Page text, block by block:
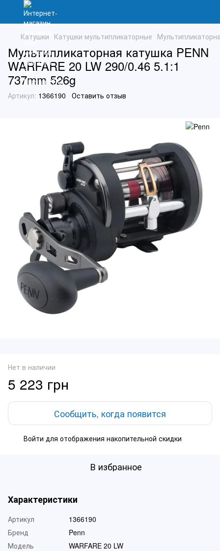
Катушки Катушки мультипликаторные
Мультипликаторная катушка PENN
WARFARE 20 LW 290/0.46 5.1:1
737mm 526g
Артикул: 1366190 Оставить отзыв
Нет в наличии
5 223 грн
Сообщить, когда появится
Войти для отображения накопительной скидки
В избранное
Характеристики
Артикул
1366190
Бренд
Penn
Модель
WARFARE 20 LW